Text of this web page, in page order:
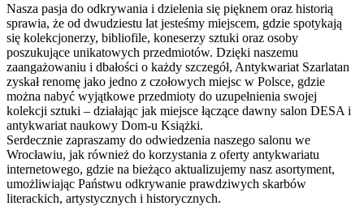
Nasza pasja do odkrywania i dzielenia się pięknem oraz historią
sprawia, że od dwudziestu lat jesteśmy miejscem, gdzie spotykają
się kolekcjonerzy, bibliofile, koneserzy sztuki oraz osoby
poszukujące unikatowych przedmiotów. Dzięki naszemu
zaangażowaniu i dbałości o każdy szczegół, Antykwariat Szarlatan
zyskał renomę jako jedno z czołowych miejsc w Polsce, gdzie
można nabyć wyjątkowe przedmioty do uzupełnienia swojej
kolekcji sztuki – działając jak miejsce łączące dawny salon DESA i
antykwariat naukowy Dom-u Książki.
Serdecznie zapraszamy do odwiedzenia naszego salonu we
Wrocławiu, jak również do korzystania z oferty antykwariatu
internetowego, gdzie na bieżąco aktualizujemy nasz asortyment,
umożliwiając Państwu odkrywanie prawdziwych skarbów
literackich, artystycznych i historycznych.